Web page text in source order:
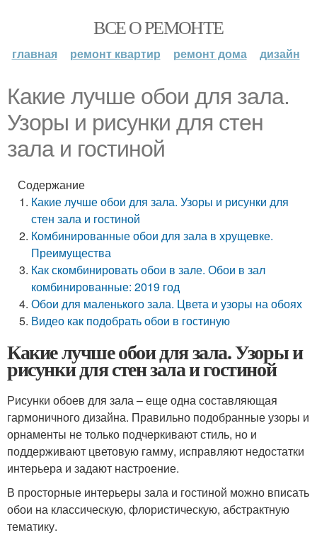
ВСЕ О РЕМОНТЕ
главная ремонт квартир ремонт дома дизайн
Какие лучше обои для зала.
Узоры и рисунки для стен
зала и гостиной
Содержание
Какие лучше обои для зала. Узоры и рисунки для
стен зала и гостиной
Комбинированные обои для зала в хрущевке.
Преимущества
Как скомбинировать обои в зале. Обои в зал
комбинированные: 2019 год
Обои для маленького зала. Цвета и узоры на обоях
Видео как подобрать обои в гостиную
Какие лучше обои для зала. Узоры и
рисунки для стен зала и гостиной
Рисунки обоев для зала – еще одна составляющая
гармоничного дизайна. Правильно подобранные узоры и
орнаменты не только подчеркивают стиль, но и
поддерживают цветовую гамму, исправляют недостатки
интерьера и задают настроение.
В просторные интерьеры зала и гостиной можно вписать
обои на классическую, флористическую, абстрактную
тематику.